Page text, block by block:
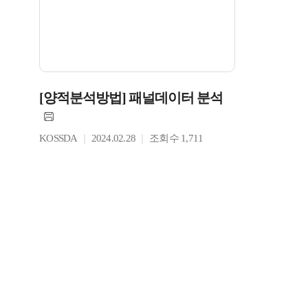
[양적분석방법] 패널데이터 분석
KOSSDA 2024.02.28 조회수 1,711